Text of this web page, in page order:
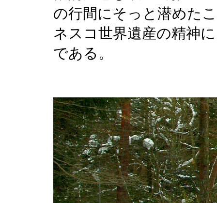
の行間にそっと潜めた
ネスコ世界遺産の精神
である。